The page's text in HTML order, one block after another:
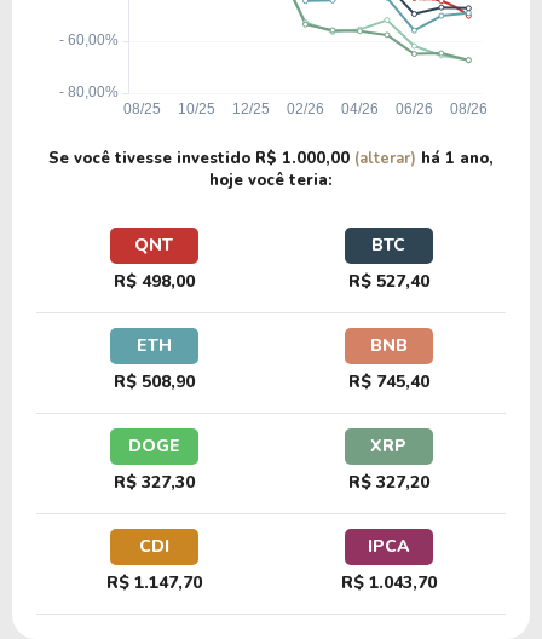
Se você tivesse investido R$ 1.000,00 (alterar) há 1 ano,
hoje você teria:
QNT
R$ 498,00
BTC
R$ 527,40
ETH
R$ 508,90
BNB
R$ 745,40
DOGE
R$ 327,30
XRP
R$ 327,20
CDI
R$ 1.147,70
IPCA
R$ 1.043,70